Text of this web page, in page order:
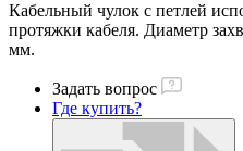
Кабельный чулок с петлей
протяжки кабеля. Диаметр
мм.
Задать вопрос
Где купить?